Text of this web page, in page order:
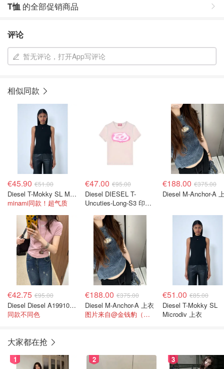
T恤 的全部促销商品
评论
暂无评论，打开App写评论
相似同款
€45.90 €51.00
Diesel T-Mokky SL Microdiv 上衣
minami同款！超气质
€47.00 €95.00
Diesel DIESEL T-
Uncuties-Long-S3 印花
€188.00 €375.00
Diesel M-Anchor-A
€42.75 €95.00
Diesel Diesel A199100JMBA 白色棉T恤
同款不同色
€188.00 €375.00
Diesel M-Anchor-A 上衣
图片来自@金钱豹（上班版）
€51.00 €85.00
Diesel T-Mokky SL
Microdiv 上衣
大家都在抢
1 2 3